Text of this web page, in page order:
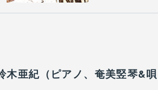
木亜紀（ピアノ、奄美竪琴&